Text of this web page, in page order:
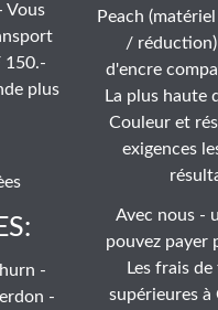
Vous
150.-
plus
-
-
Peach
/
d'encre
La plus haute
Couleur et
exigences
Avec nous -
pouvez payer
Les frais
supérieures